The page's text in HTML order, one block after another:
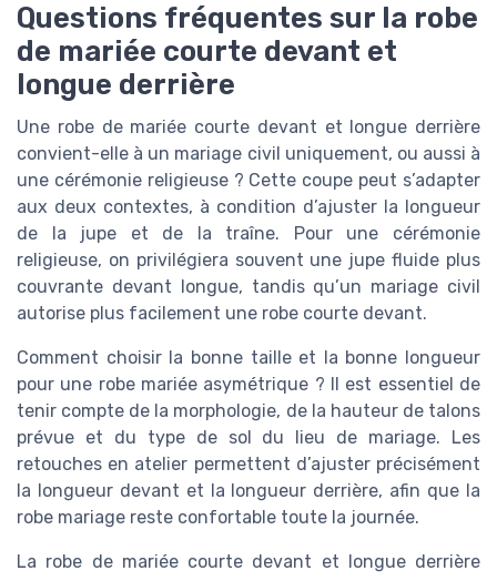
Questions fréquentes sur la robe
de mariée courte devant et
longue derrière
Une robe de mariée courte devant et longue derrière
convient-elle à un mariage civil uniquement, ou aussi à
une cérémonie religieuse ? Cette coupe peut s’adapter
aux deux contextes, à condition d’ajuster la longueur
de la jupe et de la traîne. Pour une cérémonie
religieuse, on privilégiera souvent une jupe fluide plus
couvrante devant longue, tandis qu’un mariage civil
autorise plus facilement une robe courte devant.
Comment choisir la bonne taille et la bonne longueur
pour une robe mariée asymétrique ? Il est essentiel de
tenir compte de la morphologie, de la hauteur de talons
prévue et du type de sol du lieu de mariage. Les
retouches en atelier permettent d’ajuster précisément
la longueur devant et la longueur derrière, afin que la
robe mariage reste confortable toute la journée.
La robe de mariée courte devant et longue derrière